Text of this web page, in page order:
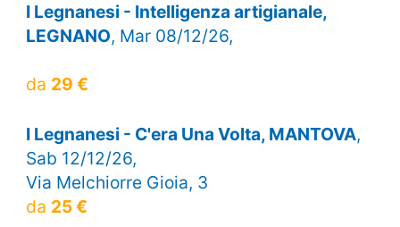
I Legnanesi - Intelligenza artigianale,
LEGNANO, Mar 08/12/26,
da 29 €
I Legnanesi - C'era Una Volta, MANTOVA,
Sab 12/12/26,
Via Melchiorre Gioia, 3
da 25 €